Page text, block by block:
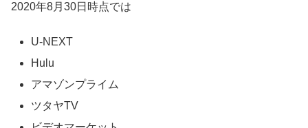
2020年8月30日時点では
U-NEXT
Hulu
アマゾンプライム
ツタヤTV